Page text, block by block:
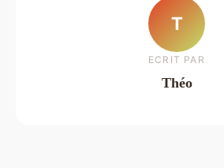
T
ECRIT PAR
Théo